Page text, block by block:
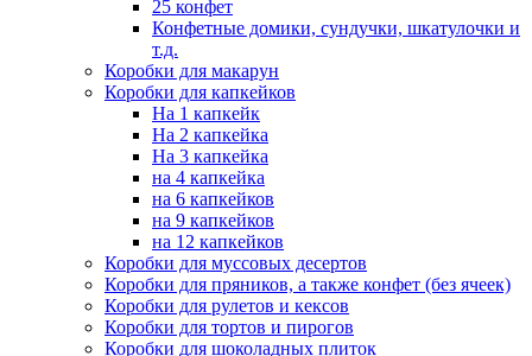
25 конфет
Конфетные домики, сундучки, шкатулочки и
т.д.
Коробки для макарун
Коробки для капкейков
На 1 капкейк
На 2 капкейка
На 3 капкейка
на 4 капкейка
на 6 капкейков
на 9 капкейков
на 12 капкейков
Коробки для муссовых десертов
Коробки для пряников, а также конфет (без ячеек)
Коробки для рулетов и кексов
Коробки для тортов и пирогов
Коробки для шоколадных плиток